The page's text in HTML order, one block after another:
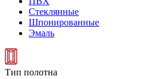
Стеклянные
Шпонированные
Эмаль
Тип полотна